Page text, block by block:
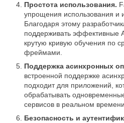
Простота использования.
упрощения использования и
Благодаря этому
поддерживать эффективные
крутую кривую обучения по
фреймами.
Поддержка асинхронных
встроенной поддержке
подходит для приложений,
обрабатывать
сервисов в реальном
Безопасность и